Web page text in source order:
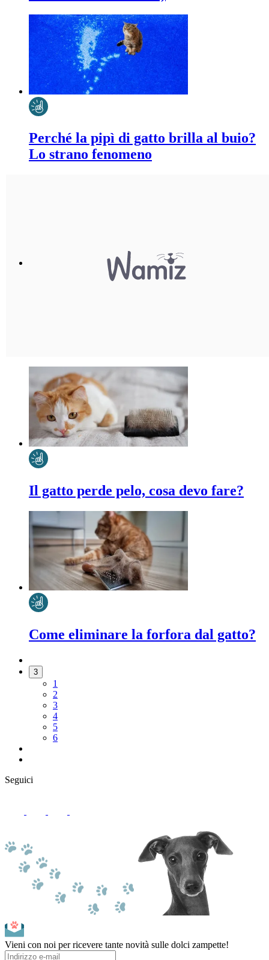
Perché la pipì di gatto brilla al buio?
Lo strano fenomeno
Il gatto perde pelo, cosa devo fare?
Come eliminare la forfora dal gatto?
3
1
2
3
4
5
6
Seguici
Vieni con noi per ricevere tante novità sulle dolci zampette!